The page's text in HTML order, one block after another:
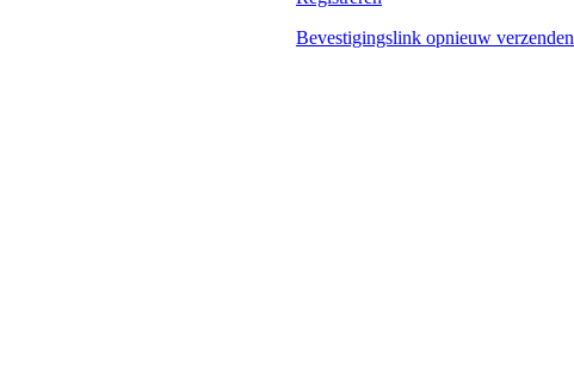
Bevestigingslink opnieuw verzenden